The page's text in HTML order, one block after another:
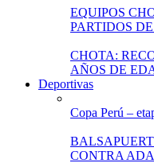
EQUIPOS
PARTIDOS
CHOTA:
AÑOS DE
Deportivas
Copa Perú –
CONTRA